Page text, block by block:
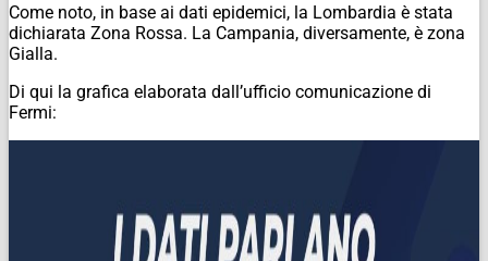
Come noto, in base ai dati epidemici, la Lombardia è stata
dichiarata Zona Rossa. La Campania, diversamente, è zona
Gialla.
Di qui la grafica elaborata dall’ufficio comunicazione di
Fermi: